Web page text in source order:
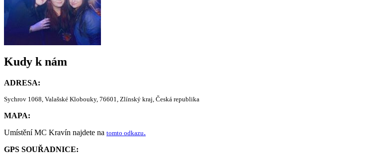
Kudy k nám
ADRESA:
Sychrov 1068, Valašské Klobouky, 76601, Zlínský kraj, Česká republika
MAPA:
Umístění MC Kravín najdete na tomto odkazu.
GPS SOUŘADNICE: